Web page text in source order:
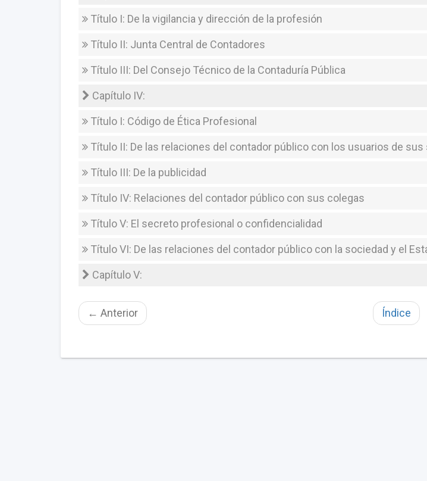
Título I: De la vigilancia y dirección de la profesión
Título II: Junta Central de Contadores
Título III: Del Consejo Técnico de la Contaduría Pública
Capítulo IV:
Título I: Código de Ética Profesional
Título II: De las relaciones del contador público con los usuarios de
Título III: De la publicidad
Título IV: Relaciones del contador público con sus colegas
Título V: El secreto profesional o confidencialidad
Título VI: De las relaciones del contador público con la sociedad y el
Capítulo V:
← Anterior Índice